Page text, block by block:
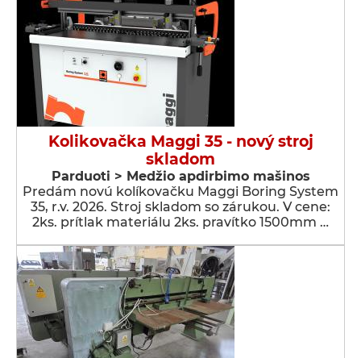
Kolikovačka Maggi 35 - nový stroj
skladom
Parduoti > Medžio apdirbimo mašinos
Predám novú kolíkovačku Maggi Boring System
35, r.v. 2026. Stroj skladom so zárukou. V cene:
2ks. prítlak materiálu 2ks. pravítko 1500mm …